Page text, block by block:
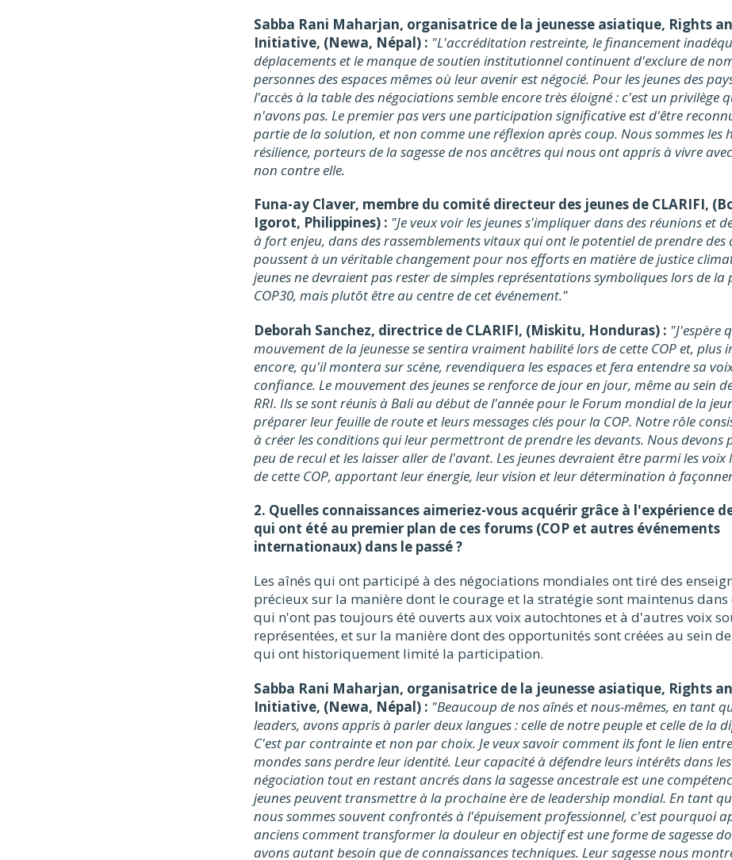
Sabba Rani Maharjan, organisatrice de la jeunesse asiatique, Rights
Initiative, (Newa, Népal) : "L'accréditation restreinte, le financement
déplacements et le manque de soutien institutionnel continuent d'exclure de
personnes des espaces mêmes où leur avenir est négocié. Pour les jeunes des
l'accès à la table des négociations semble encore très éloigné : c'est un privilège
n'avons pas. Le premier pas vers une participation significative est d'être
partie de la solution, et non comme une réflexion après coup. Nous sommes les
résilience, porteurs de la sagesse de nos ancêtres qui nous ont appris à vivre
non contre elle.
Funa-ay Claver, membre du comité directeur des jeunes de CLARIFI,
Igorot, Philippines) : "Je veux voir les jeunes s'impliquer dans des réunions et
à fort enjeu, dans des rassemblements vitaux qui ont le potentiel de prendre des
poussent à un véritable changement pour nos efforts en matière de justice
jeunes ne devraient pas rester de simples représentations symboliques lors de la
COP30, mais plutôt être au centre de cet événement."
Deborah Sanchez, directrice de CLARIFI, (Miskitu, Honduras) : "J'espère
mouvement de la jeunesse se sentira vraiment habilité lors de cette COP et, plus
encore, qu'il montera sur scène, revendiquera les espaces et fera entendre sa
confiance. Le mouvement des jeunes se renforce de jour en jour, même au sein
RRI. Ils se sont réunis à Bali au début de l'année pour le Forum mondial de la
préparer leur feuille de route et leurs messages clés pour la COP. Notre rôle
à créer les conditions qui leur permettront de prendre les devants. Nous devons
peu de recul et les laisser aller de l'avant. Les jeunes devraient être parmi les voix
de cette COP, apportant leur énergie, leur vision et leur détermination à
2. Quelles connaissances aimeriez-vous acquérir grâce à l'expérience
qui ont été au premier plan de ces forums (COP et autres événements
internationaux) dans le passé ?
Les aînés qui ont participé à des négociations mondiales ont tiré des
précieux sur la manière dont le courage et la stratégie sont maintenus dans
qui n'ont pas toujours été ouverts aux voix autochtones et à d'autres voix
représentées, et sur la manière dont des opportunités sont créées au sein
qui ont historiquement limité la participation.
Sabba Rani Maharjan, organisatrice de la jeunesse asiatique, Rights
Initiative, (Newa, Népal) : "Beaucoup de nos aînés et nous-mêmes, en tant
leaders, avons appris à parler deux langues : celle de notre peuple et celle de la
C'est par contrainte et non par choix. Je veux savoir comment ils font le lien
mondes sans perdre leur identité. Leur capacité à défendre leurs intérêts dans
négociation tout en restant ancrés dans la sagesse ancestrale est une
jeunes peuvent transmettre à la prochaine ère de leadership mondial. En tant
nous sommes souvent confrontés à l'épuisement professionnel, c'est pourquoi
anciens comment transformer la douleur en objectif est une forme de sagesse
avons autant besoin que de connaissances techniques. Leur sagesse nous